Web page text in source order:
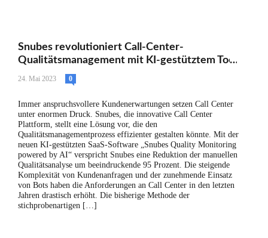
Snubes revolutioniert Call-Center-
Qualitätsmanagement mit KI-gestütztem Tool
24. Mai 2023 0
Immer anspruchsvollere Kundenerwartungen setzen Call Center
unter enormen Druck. Snubes, die innovative Call Center
Plattform, stellt eine Lösung vor, die den
Qualitätsmanagementprozess effizienter gestalten könnte. Mit der
neuen KI-gestützten SaaS-Software „Snubes Quality Monitoring
powered by AI“ verspricht Snubes eine Reduktion der manuellen
Qualitätsanalyse um beeindruckende 95 Prozent. Die steigende
Komplexität von Kundenanfragen und der zunehmende Einsatz
von Bots haben die Anforderungen an Call Center in den letzten
Jahren drastisch erhöht. Die bisherige Methode der
stichprobenartigen […]